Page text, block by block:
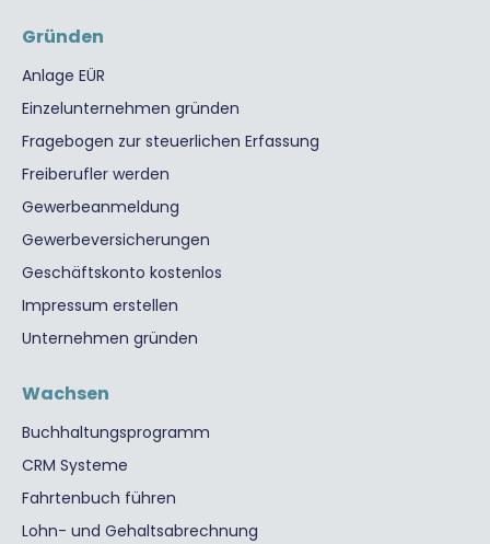
Gründen
Anlage EÜR
Einzelunternehmen gründen
Fragebogen zur steuerlichen Erfassung
Freiberufler werden
Gewerbeanmeldung
Gewerbeversicherungen
Geschäftskonto kostenlos
Impressum erstellen
Unternehmen gründen
Wachsen
Buchhaltungsprogramm
CRM Systeme
Fahrtenbuch führen
Lohn- und Gehaltsabrechnung